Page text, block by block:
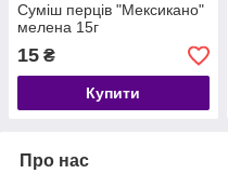
Суміш перців "Мексикано"
мелена 15г
15 ₴
Купити
Про нас